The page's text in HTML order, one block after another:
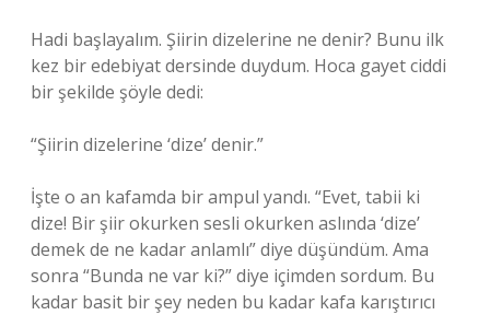
Hadi başlayalım. Şiirin dizelerine ne denir? Bunu ilk
kez bir edebiyat dersinde duydum. Hoca gayet ciddi
bir şekilde şöyle dedi:
“Şiirin dizelerine ‘dize’ denir.”
İşte o an kafamda bir ampul yandı. “Evet, tabii ki
dize! Bir şiir okurken sesli okurken aslında ‘dize’
demek de ne kadar anlamlı” diye düşündüm. Ama
sonra “Bunda ne var ki?” diye içimden sordum. Bu
kadar basit bir şey neden bu kadar kafa karıştırıcı